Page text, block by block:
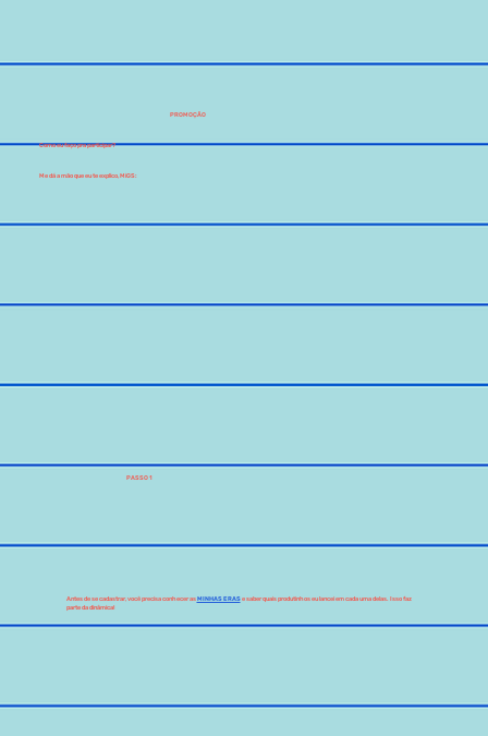
PROMOÇÃO
Como eu faço pra participar?
Me dá a mão que eu te explico, MiGS:
PASSO 1
Antes de se cadastrar, você precisa conhecer as MINHAS ERASe saber quais produtinhos eu lancei em cada uma delas. Isso faz
parte da dinâmica!